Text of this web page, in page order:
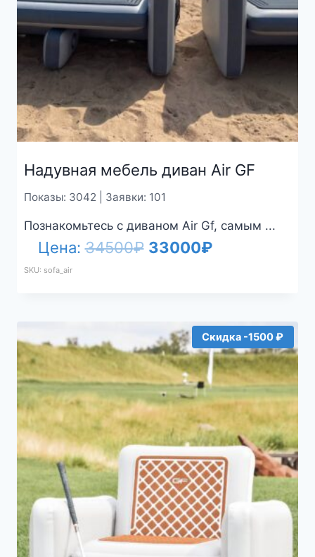
Надувная мебель диван Air GF
Показы: 3042 | Заявки: 101
Познакомьтесь с диваном Air Gf, самым ...
Цена:34500₽ Первоначальная
33000₽Текущая
SKU: sofa_air
Скидка -1500 ₽